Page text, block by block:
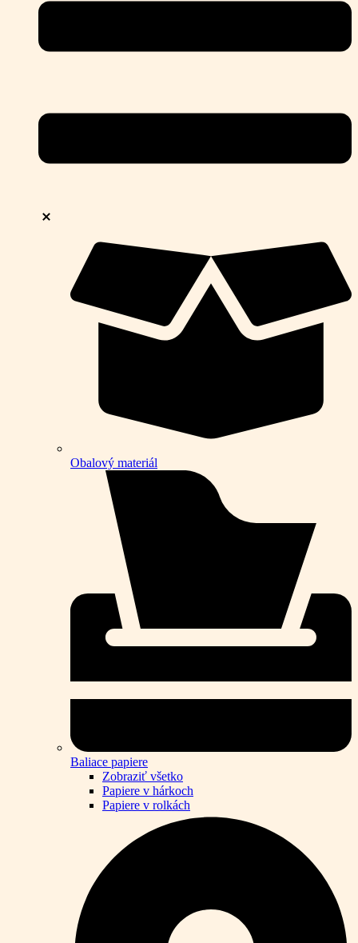
Obalový materiál
Baliace papiere
Zobraziť všetko
Papiere v hárkoch
Papiere v rolkách